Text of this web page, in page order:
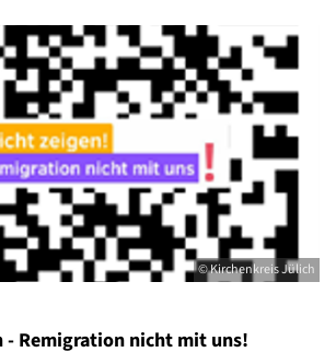
© Kirchenkreis Jülich
- Remigration nicht mit uns!